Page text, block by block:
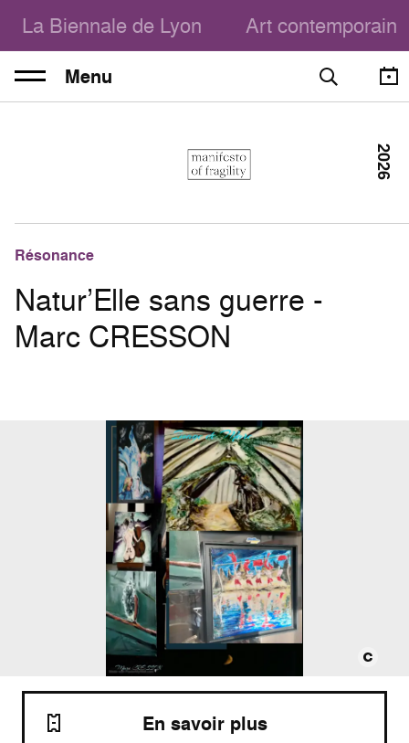
La Biennale de Lyon Art contemporain
Menu
Résonance
Natur’Elle sans guerre -
Marc CRESSON
2026
En savoir plus